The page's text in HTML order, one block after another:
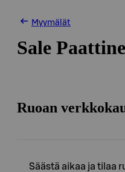
Myymälät
Sale
Ruoan
Säästä aikaa ja tilaa